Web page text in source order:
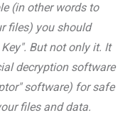
(in other words to
files) you should
But not only it. It
decryption software
software) for safe
files and data.